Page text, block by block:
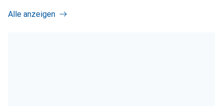
Alle anzeigen